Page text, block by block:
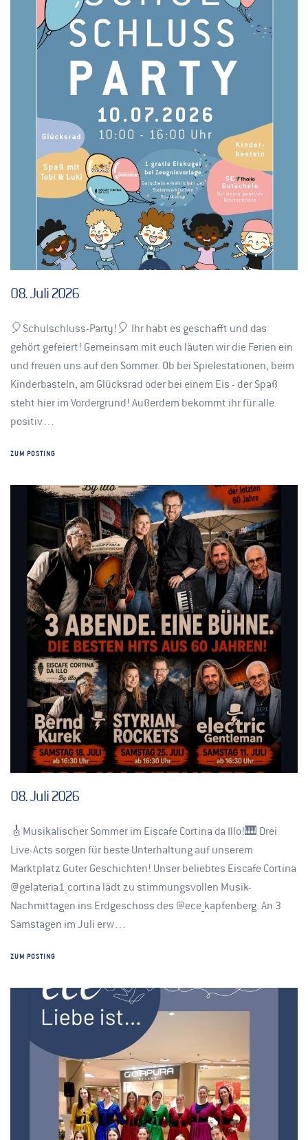
08. Juli 2026
🎈Schulschluss-Party!🎈 Ihr habt es geschafft und das
gehört gefeiert! Gemeinsam mit euch läuten wir die Ferien ein
und freuen uns auf den Sommer. Ob bei Spielestationen, beim
Kinderbasteln, am Glücksrad oder bei einem Eis - der Spaß
steht hier im Vordergrund! Außerdem bekommt ihr für alle
positiv…
ZUM POSTING
08. Juli 2026
🎸Musikalischer Sommer im Eiscafe Cortina da Illo!🎹 Drei
Live-Acts sorgen für beste Unterhaltung auf unserem
Marktplatz Guter Geschichten! Unser beliebtes Eiscafe Cortina
@gelateria1_cortina lädt zu stimmungsvollen Musik-
Nachmittagen ins Erdgeschoss des @ece_kapfenberg. An 3
Samstagen im Juli erw…
ZUM POSTING